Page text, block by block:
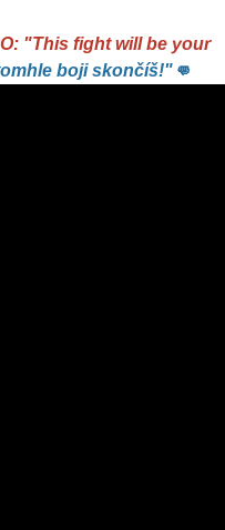
"This fight will be your
boji skončíš!"👊